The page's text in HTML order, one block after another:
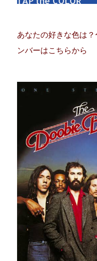
あなたの好きな色は
ンバーはこちらから